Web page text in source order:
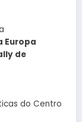
Europa
de
do Centro